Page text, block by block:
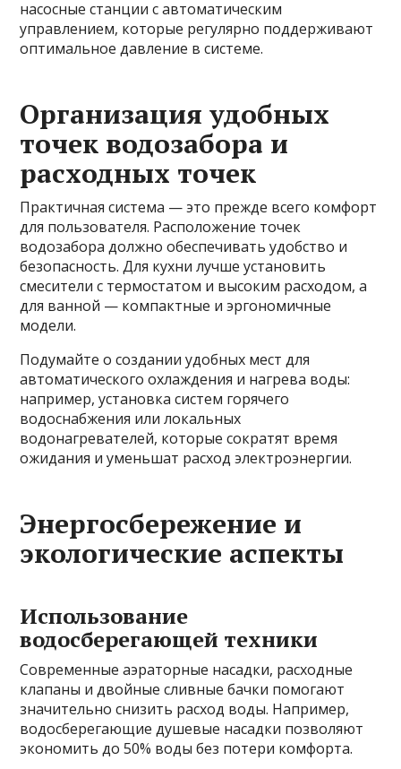
насосные станции с автоматическим
управлением, которые регулярно поддерживают
оптимальное давление в системе.
Организация удобных
точек водозабора и
расходных точек
Практичная система — это прежде всего комфорт
для пользователя. Расположение точек
водозабора должно обеспечивать удобство и
безопасность. Для кухни лучше установить
смесители с термостатом и высоким расходом, а
для ванной — компактные и эргономичные
модели.
Подумайте о создании удобных мест для
автоматического охлаждения и нагрева воды:
например, установка систем горячего
водоснабжения или локальных
водонагревателей, которые сократят время
ожидания и уменьшат расход электроэнергии.
Энергосбережение и
экологические аспекты
Использование
водосберегающей техники
Современные аэраторные насадки, расходные
клапаны и двойные сливные бачки помогают
значительно снизить расход воды. Например,
водосберегающие душевые насадки позволяют
экономить до 50% воды без потери комфорта.